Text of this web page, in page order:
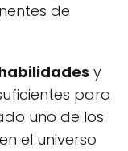
de
y
para
uno de los
el universo